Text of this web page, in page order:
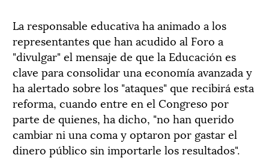
La responsable educativa ha animado a los
representantes que han acudido al Foro a
"divulgar" el mensaje de que la Educación es
clave para consolidar una economía avanzada y
ha alertado sobre los "ataques" que recibirá esta
reforma, cuando entre en el Congreso por
parte de quienes, ha dicho, "no han querido
cambiar ni una coma y optaron por gastar el
dinero público sin importarle los resultados".